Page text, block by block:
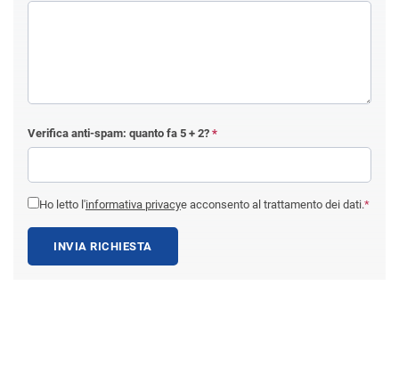
Verifica anti-spam: quanto fa 5 + 2? *
Ho letto l'informativa privacye acconsento al trattamento dei dati.*
INVIA RICHIESTA